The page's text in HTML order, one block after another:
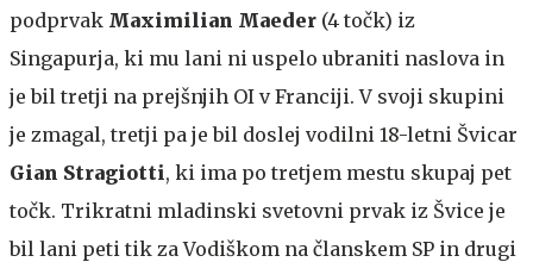
podprvak Maximilian Maeder (4 točk) iz
Singapurja, ki mu lani ni uspelo ubraniti naslova in
je bil tretji na prejšnjih OI v Franciji. V svoji skupini
je zmagal, tretji pa je bil doslej vodilni 18-letni Švicar
Gian Stragiotti, ki ima po tretjem mestu skupaj pet
točk. Trikratni mladinski svetovni prvak iz Švice je
bil lani peti tik za Vodiškom na članskem SP in drugi